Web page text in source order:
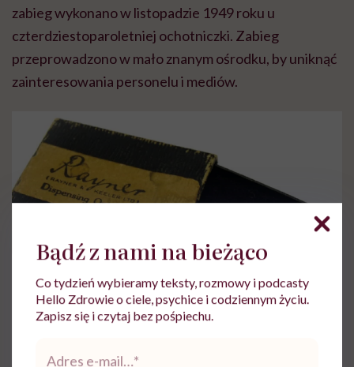
zabieg wykonano w listopadzie 1949 roku u
czterdziestoparoletniej ochotniczki. Zabieg
przeprowadzono w mało znanym ośrodku, by uniknąć
zainteresowania personelu i mediów.
Bądź z nami na bieżąco
Co tydzień wybieramy teksty, rozmowy i podcasty
Hello Zdrowie o ciele, psychice i codziennym życiu.
Zapisz się i czytaj bez pośpiechu.